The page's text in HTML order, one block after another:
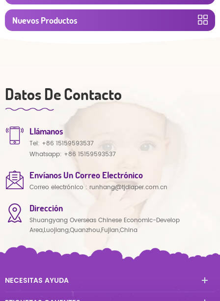
Nuevos Productos
Datos De Contacto
Llámanos
Tel: +86 15159593537
Whatsapp: +86 15159593537
Envíanos Un Correo Electrónico
Correo electrónico : runhang@tjdiaper.com.cn
Dirección
Shuangyang Overseas Chinese Economic-Develop
Area,Luojiang,Quanzhou,Fujian,China
NECESITAS AYUDA